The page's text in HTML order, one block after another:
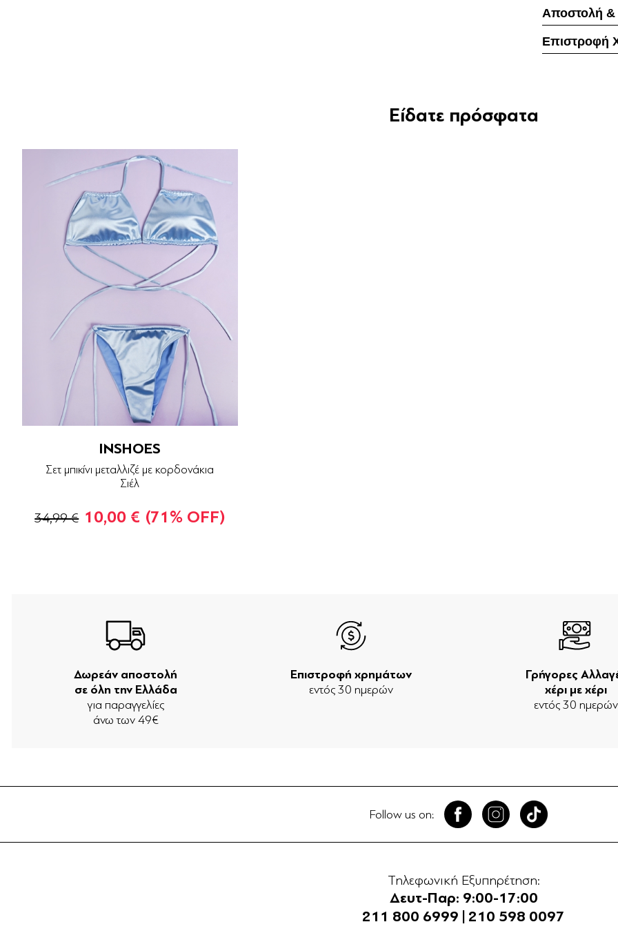
Αποστολή
Επιστροφή
Είδατε πρόσφατα
INSHOES
Σετ μπικίνι μεταλλιζέ με κορδονάκια
Σιέλ
34,99 € 10,00 € (71% OFF)
Δωρεάν αποστολή
σε όλη την Ελλάδα
για παραγγελίες
άνω των 49€
Επιστροφή χρημάτων
εντός 30 ημερών
Γρήγορες
χέρι με χέρι
εντός 30 ημερών
Follow us on:
Τηλεφωνική Εξυπηρέτηση:
Δευτ-Παρ: 9:00-17:00
211 800 6999
210 598 0097